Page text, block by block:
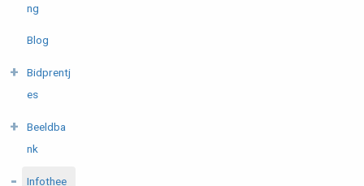
ng
Blog
Bidprentj
es
Beeldba
nk
Infothee